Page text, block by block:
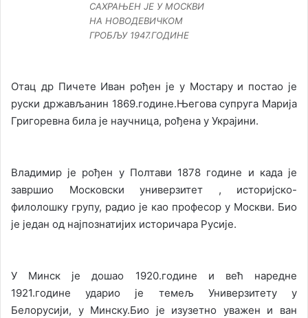
САХРАЊЕН ЈЕ У МОСКВИ
НА НОВОДЕВИЧКОМ
ГРОБЉУ 1947.ГОДИНЕ
Отац др Пичете Иван рођен је у Мостару и постао је
руски држављанин 1869.године.Његова супруга Марија
Григоревна била је научница, рођена у Украјини.
Владимир је рођен у Полтави 1878 године и када је
завршио Московски универзитет , историјско-
филолошку групу, радио је као професор у Москви. Био
је један од најпознатијих историчара Русије.
У Минск је дошао 1920.године и већ наредне
1921.године ударио је темељ Универзитету у
Белорусији, у Минску.Био је изузетно уважен и ван